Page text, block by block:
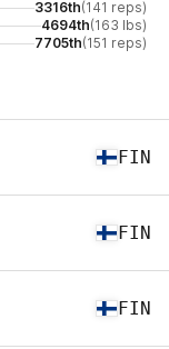
3316th(141 reps)
4694th(163 lbs)
7705th(151 reps)
FIN
FIN
FIN